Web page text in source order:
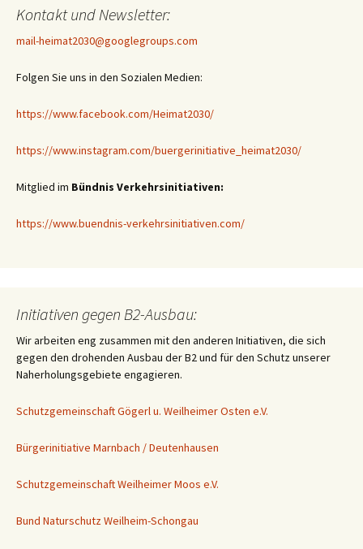
Kontakt und Newsletter:
mail-heimat2030@googlegroups.com
Folgen Sie uns in den Sozialen Medien:
https://www.facebook.com/Heimat2030/
https://www.instagram.com/buergerinitiative_heimat2030/
Mitglied im Bündnis Verkehrsinitiativen:
https://www.buendnis-verkehrsinitiativen.com/
Initiativen gegen B2-Ausbau:
Wir arbeiten eng zusammen mit den anderen Initiativen, die sich
gegen den drohenden Ausbau der B2 und für den Schutz unserer
Naherholungsgebiete engagieren.
Schutzgemeinschaft Gögerl u. Weilheimer Osten e.V.
Bürgerinitiative Marnbach / Deutenhausen
Schutzgemeinschaft Weilheimer Moos e.V.
Bund Naturschutz Weilheim-Schongau